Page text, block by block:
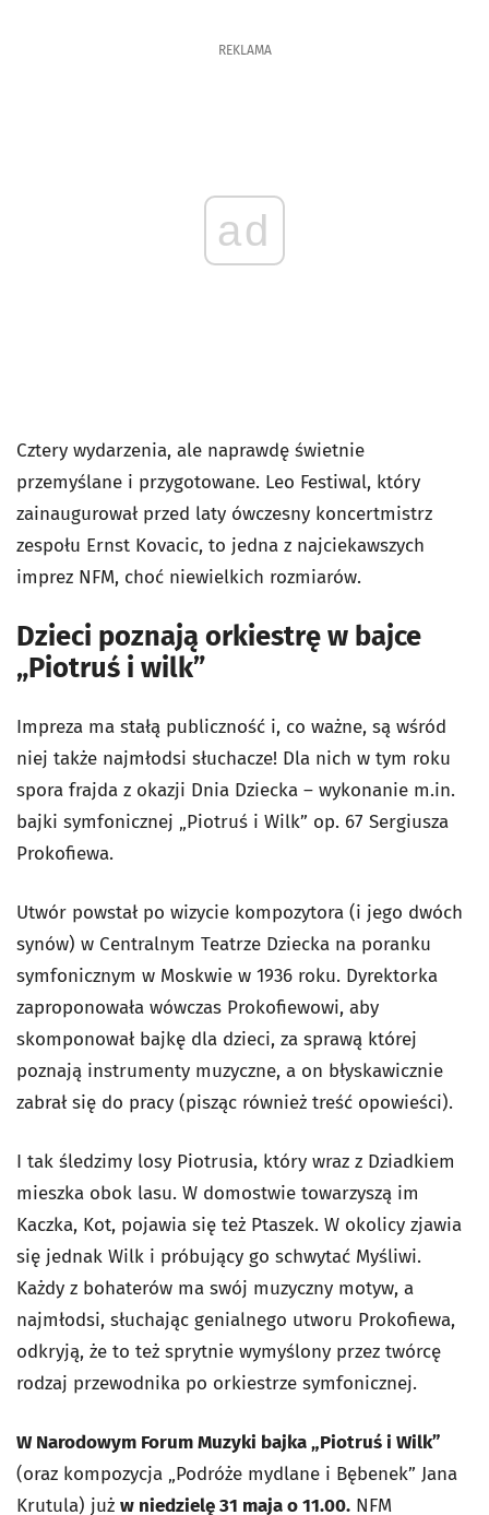
REKLAMA
ad
Cztery wydarzenia, ale naprawdę świetnie
przemyślane i przygotowane. Leo Festiwal, który
zainaugurował przed laty ówczesny koncertmistrz
zespołu Ernst Kovacic, to jedna z najciekawszych
imprez NFM, choć niewielkich rozmiarów.
Dzieci poznają orkiestrę w bajce
„Piotruś i wilk”
Impreza ma stałą publiczność i, co ważne, są wśród
niej także najmłodsi słuchacze! Dla nich w tym roku
spora frajda z okazji Dnia Dziecka – wykonanie m.in.
bajki symfonicznej „Piotruś i Wilk” op. 67 Sergiusza
Prokofiewa.
Utwór powstał po wizycie kompozytora (i jego dwóch
synów) w Centralnym Teatrze Dziecka na poranku
symfonicznym w Moskwie w 1936 roku. Dyrektorka
zaproponowała wówczas Prokofiewowi, aby
skomponował bajkę dla dzieci, za sprawą której
poznają instrumenty muzyczne, a on błyskawicznie
zabrał się do pracy (pisząc również treść opowieści).
I tak śledzimy losy Piotrusia, który wraz z Dziadkiem
mieszka obok lasu. W domostwie towarzyszą im
Kaczka, Kot, pojawia się też Ptaszek. W okolicy zjawia
się jednak Wilk i próbujący go schwytać Myśliwi.
Każdy z bohaterów ma swój muzyczny motyw, a
najmłodsi, słuchając genialnego utworu Prokofiewa,
odkryją, że to też sprytnie wymyślony przez twórcę
rodzaj przewodnika po orkiestrze symfonicznej.
W Narodowym Forum Muzyki bajka „Piotruś i Wilk”
(oraz kompozycja „Podróże mydlane i Bębenek” Jana
Krutula) już w niedzielę 31 maja o 11.00. NFM